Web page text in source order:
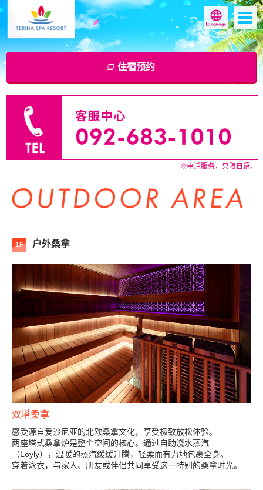
住宿预约
※电话服务，只限日语。
1F 户外桑拿
双塔桑拿
感受源自爱沙尼亚的北欧桑拿文化，享受极致放松体验。
两座塔式桑拿炉是整个空间的核心。通过自助浇水蒸汽
（Löyly），温暖的蒸汽缓缓升腾，轻柔而有力地包裹全身。
穿着泳衣，与家人、朋友或伴侣共同享受这一特别的桑拿时光。